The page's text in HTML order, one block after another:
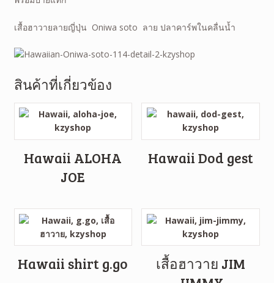
เสื้อฮาวายลายญี่ปุ่น Oniwa soto ลาย ปลาคาร์พในคลื่นน้ำ
สินค้าที่เกี่ยวข้อง
Hawaii ALOHA
JOE
Hawaii Dod gest
Hawaii shirt g.go
เสื้อฮาวาย JIM